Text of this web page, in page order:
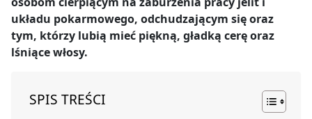
układu pokarmowego, odchudzającym się oraz
tym, którzy lubią mieć piękną, gładką cerę oraz
lśniące włosy.
SPIS TREŚCI